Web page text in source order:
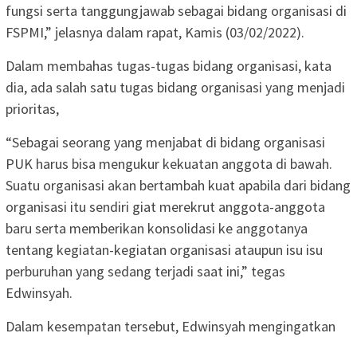
fungsi serta tanggungjawab sebagai bidang organisasi di
FSPMI,” jelasnya dalam rapat, Kamis (03/02/2022).
Dalam membahas tugas-tugas bidang organisasi, kata
dia, ada salah satu tugas bidang organisasi yang menjadi
prioritas,
“Sebagai seorang yang menjabat di bidang organisasi
PUK harus bisa mengukur kekuatan anggota di bawah.
Suatu organisasi akan bertambah kuat apabila dari bidang
organisasi itu sendiri giat merekrut anggota-anggota
baru serta memberikan konsolidasi ke anggotanya
tentang kegiatan-kegiatan organisasi ataupun isu isu
perburuhan yang sedang terjadi saat ini,” tegas
Edwinsyah.
Dalam kesempatan tersebut, Edwinsyah mengingatkan